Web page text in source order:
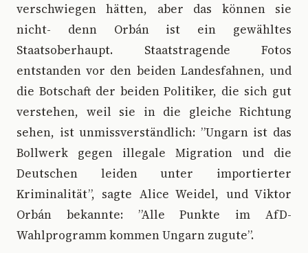
verschwiegen hätten, aber das können sie
nicht- denn Orbán ist ein gewähltes
Staatsoberhaupt. Staatstragende Fotos
entstanden vor den beiden Landesfahnen, und
die Botschaft der beiden Politiker, die sich gut
verstehen, weil sie in die gleiche Richtung
sehen, ist unmissverständlich: ”Ungarn ist das
Bollwerk gegen illegale Migration und die
Deutschen leiden unter importierter
Kriminalität”, sagte Alice Weidel, und Viktor
Orbán bekannte: ”Alle Punkte im AfD-
Wahlprogramm kommen Ungarn zugute”.